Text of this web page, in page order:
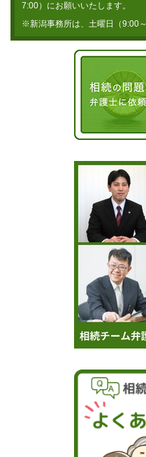
7:00）にお願いいたします。
※新潟事務所は、土曜日（9:00